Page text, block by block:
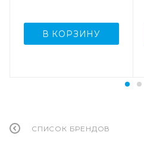
В КОРЗИНУ
СПИСОК БРЕНДОВ